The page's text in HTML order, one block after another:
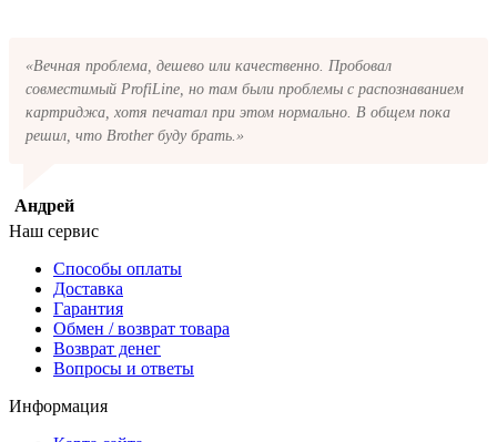
«Вечная проблема, дешево или качественно. Пробовал
совместимый ProfiLine, но там были проблемы с распознаванием
картриджа, хотя печатал при этом нормально. В общем пока
решил, что Brother буду брать.»
Андрей
Наш сервис
Способы оплаты
Доставка
Гарантия
Обмен / возврат товара
Возврат денег
Вопросы и ответы
Информация